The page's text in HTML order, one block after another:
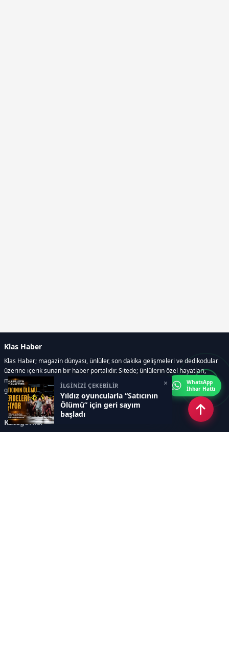
İLGİNİZİ ÇEKEBİLİR
Yıldız oyuncularla “Satıcının
Ölümü” için geri sayım
başladı
×
Klas Haber
Klas Haber; magazin dünyası, ünlüler, son dakika gelişmeleri ve dedikodular
üzerine içerik sunan bir haber portalıdır. Sitede; ünlülerin özel hayatları,
magazin gündemi, röportajlar, fotoğraf ve video galerileri, resmi ilanlar, e-
gazete gibi geniş bir içerik yelpazesi bulunur.
Kategoriler
WhatsApp
İhbar Hattı